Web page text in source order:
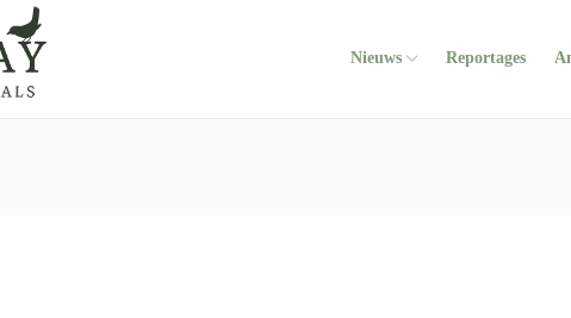
Nieuws Reportages